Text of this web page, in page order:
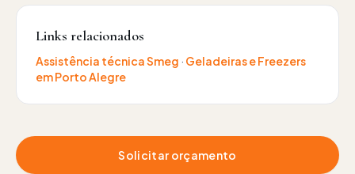
Links relacionados
Assistência técnicaSmeg · Geladeiras e Freezers
em Porto Alegre
Solicitar orçamento